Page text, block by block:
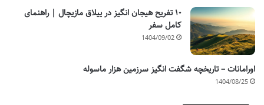
۱۰ تفریح هیجان انگیز در ییلاق مازیچال | راهنمای
کامل سفر
1404/09/02
اورامانات – تاریخچه شگفت انگیز سرزمین هزار ماسوله
1404/08/25